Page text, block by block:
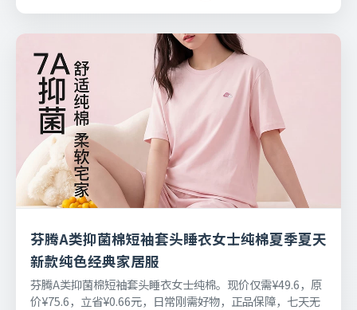
芬腾A类抑菌棉短袖套头睡衣女士纯棉夏季夏天
新款纯色经典家居服
芬腾A类抑菌棉短袖套头睡衣女士纯棉。现价仅需¥49.6，原
价¥75.6，立省¥0.66元，日常刚需好物，正品保障，七天无